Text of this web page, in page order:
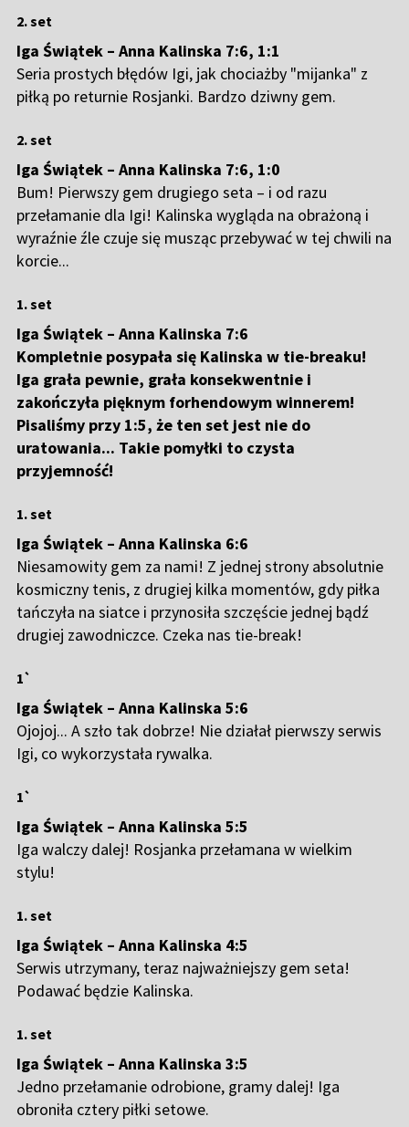
2. set
Iga Świątek – Anna Kalinska 7:6, 1:1
Seria prostych błędów Igi, jak chociażby "mijanka" z
piłką po returnie Rosjanki. Bardzo dziwny gem.
2. set
Iga Świątek – Anna Kalinska 7:6, 1:0
Bum! Pierwszy gem drugiego seta – i od razu
przełamanie dla Igi! Kalinska wygląda na obrażoną i
wyraźnie źle czuje się musząc przebywać w tej chwili na
korcie...
1. set
Iga Świątek – Anna Kalinska 7:6
Kompletnie posypała się Kalinska w tie-breaku!
Iga grała pewnie, grała konsekwentnie i
zakończyła pięknym forhendowym winnerem!
Pisaliśmy przy 1:5, że ten set jest nie do
uratowania... Takie pomyłki to czysta
przyjemność!
1. set
Iga Świątek – Anna Kalinska 6:6
Niesamowity gem za nami! Z jednej strony absolutnie
kosmiczny tenis, z drugiej kilka momentów, gdy piłka
tańczyła na siatce i przynosiła szczęście jednej bądź
drugiej zawodniczce. Czeka nas tie-break!
1`
Iga Świątek – Anna Kalinska 5:6
Ojojoj... A szło tak dobrze! Nie działał pierwszy serwis
Igi, co wykorzystała rywalka.
1`
Iga Świątek – Anna Kalinska 5:5
Iga walczy dalej! Rosjanka przełamana w wielkim
stylu!
1. set
Iga Świątek – Anna Kalinska 4:5
Serwis utrzymany, teraz najważniejszy gem seta!
Podawać będzie Kalinska.
1. set
Iga Świątek – Anna Kalinska 3:5
Jedno przełamanie odrobione, gramy dalej! Iga
obroniła cztery piłki setowe.